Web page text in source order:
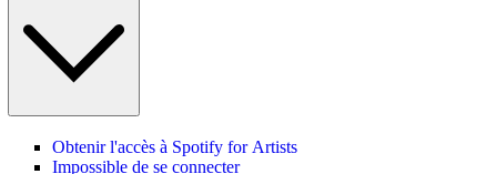
Obtenir l'accès à Spotify for Artists
Impossible de se connecter